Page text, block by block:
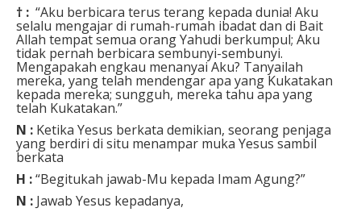
† : “Aku berbicara terus terang kepada dunia! Aku
selalu mengajar di rumah-rumah ibadat dan di Bait
Allah tempat semua orang Yahudi berkumpul; Aku
tidak pernah berbicara sembunyi-sembunyi.
Mengapakah engkau menanyai Aku? Tanyailah
mereka, yang telah mendengar apa yang Kukatakan
kepada mereka; sungguh, mereka tahu apa yang
telah Kukatakan.”
N : Ketika Yesus berkata demikian, seorang penjaga
yang berdiri di situ menampar muka Yesus sambil
berkata
H :“Begitukah jawab-Mu kepada Imam Agung?”
N : Jawab Yesus kepadanya,